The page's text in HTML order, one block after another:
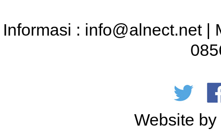
Informasi : info@alnect.net |
Website by